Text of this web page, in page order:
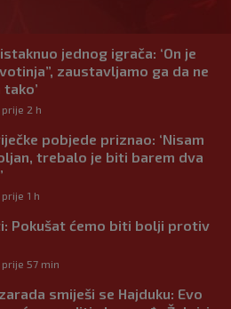
jednog igrača: ‘On je
zaustavljamo ga da ne
prije 2 h
pobjede priznao: ‘Nisam
trebalo je biti barem dva
prije 1 h
Pokušat ćemo biti bolji protiv
prije 57 min
smiješi se Hajduku: Evo